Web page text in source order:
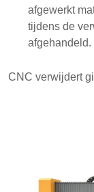
afgewerkt
tijdens de
afgehandeld.
CNC verwijdert